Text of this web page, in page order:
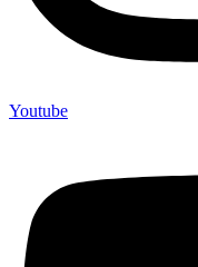
Youtube